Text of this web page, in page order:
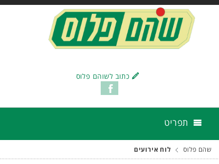
כתוב לשוהם פלוס
תפריט
שהם פלוס לוח אירועים